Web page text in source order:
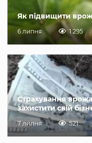
Як підвищити
6 липня 1 295
Страхування
захистити свій
7 липня 521